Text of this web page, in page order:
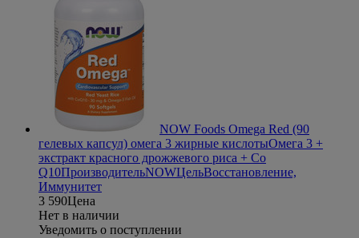
NOW Foods Omega Red (90
гелевых капсул) омега 3 жирные кислотыОмега 3 +
экстракт красного дрожжевого риса + Co
Q10ПроизводительNOWЦельВосстановление,
Иммунитет
3 590Цена
Нет в наличии
Уведомить о поступлении